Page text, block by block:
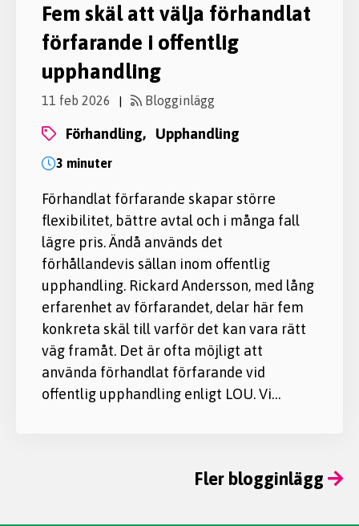
Fem skäl att välja förhandlat
förfarande i offentlig
upphandling
11 feb 2026 | Blogginlägg
förhandling, upphandling
3 minuter
Förhandlat förfarande skapar större
flexibilitet, bättre avtal och i många fall
lägre pris. Ändå används det
förhållandevis sällan inom offentlig
upphandling. Rickard Andersson, med lång
erfarenhet av förfarandet, delar här fem
konkreta skäl till varför det kan vara rätt
väg framåt. Det är ofta möjligt att
använda förhandlat förfarande vid
offentlig upphandling enligt LOU. Vi…
Fler blogginlägg